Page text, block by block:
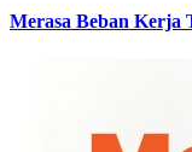
Merasa Beban Kerja